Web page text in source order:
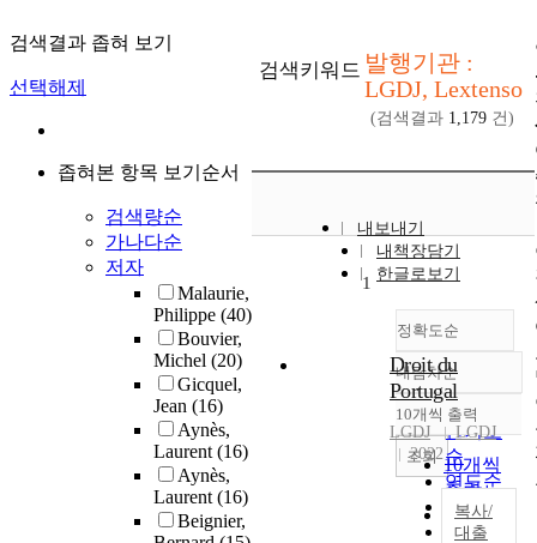
검색결과 좁혀 보기
선택해제
좁혀본 항목 보기순서
검색량순
가나다순
저자
Malaurie,
Philippe (40)
Bouvier,
Michel (20)
Gicquel,
Jean (16)
Aynès,
Laurent(16)
Aynès,
Laurent(16)
Beignier,
검색키워드 발행기관 :
LGDJ, Lextenso
(검색결과 1,179 건)
내보내기
내책장담기
한글로보기
정확도순
정확도
순
인기도
순
연도순
제목순
저자순
내림차순
내림차순
10개씩 출력
10개씩
출력
20개씩
조회
1
Droit du
Portugal
LGDJ
LGDJ
2022
복사/
대출